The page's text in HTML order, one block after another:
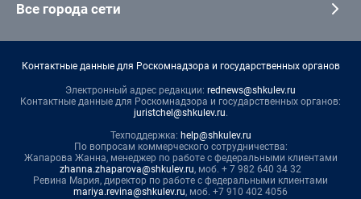
Все города сети
Контактные данные для Роскомнадзора и государственных органов
Электронный адрес редакции: rednews@shkulev.ru
Контактные данные для Роскомнадзора и государственных органов:
juristchel@shkulev.ru.
Техподдержка: help@shkulev.ru
По вопросам коммерческого сотрудничества:
Жапарова Жанна, менеджер по работе с федеральными клиентами
zhanna.zhaparova@shkulev.ru, моб. + 7 982 640 34 32
Ревина Мария, директор по работе с федеральными клиентами
mariya.revina@shkulev.ru, моб. +7 910 402 4056